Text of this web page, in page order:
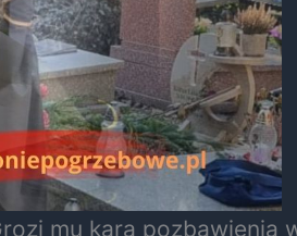
mu kara pozbawienia